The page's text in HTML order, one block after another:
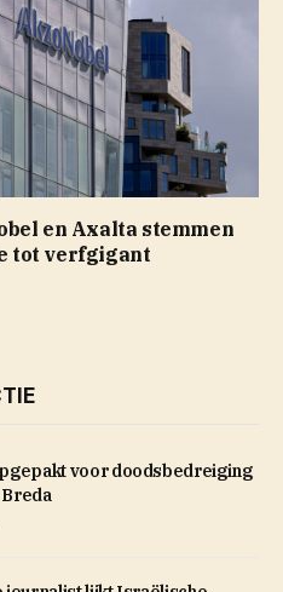
en Axalta stemmen
tot verfgigant
voor doodsbedreiging